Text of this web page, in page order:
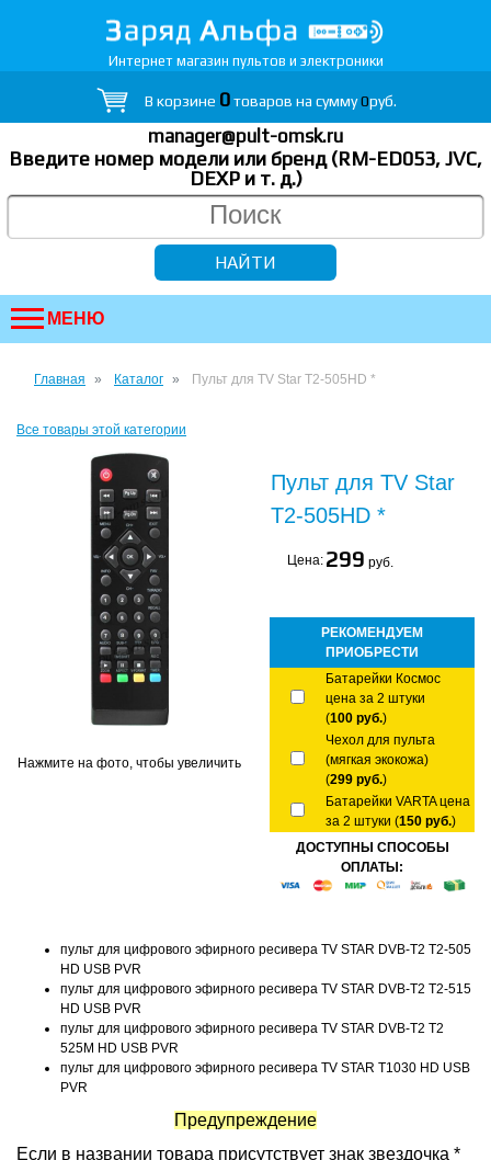
Интернет магазин пультов и электроники
В корзине 0товаров на сумму0руб.
manager@pult-omsk.ru
Введите номер модели или бренд (RM-ED053, JVC,
DEXP и т. д.)
МЕНЮ
Главная Каталог Пульт для TV Star T2-505HD *
Все товары этой категории
Нажмите на фото, чтобы увеличить
Пульт для TV Star
T2-505HD *
Цена: 299 руб.
РЕКОМЕНДУЕМ
ПРИОБРЕСТИ
Батарейки Космос
цена за 2 штуки
(100 руб.)
Чехол для пульта
(мягкая экокожа)
(299 руб.)
Батарейки VARTA цена
за 2 штуки (150 руб.)
ДОСТУПНЫ СПОСОБЫ
ОПЛАТЫ:
пульт для цифрового эфирного ресивера TV STAR DVB-T2 T2-505
HD USB PVR
пульт для цифрового эфирного ресивера TV STAR DVB-T2 T2-515
HD USB PVR
пульт для цифрового эфирного ресивера TV STAR DVB-T2 T2
525M HD USB PVR
пульт для цифрового эфирного ресивера TV STAR T1030 HD USB
PVR
Предупреждение
Если в названии товара присутствует знак звездочка *